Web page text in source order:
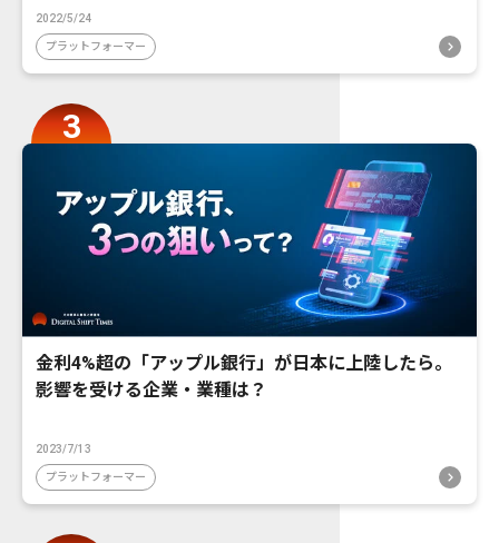
2022/5/24
プラットフォーマー
金利4%超の「アップル銀行」が日本に上陸したら。
影響を受ける企業・業種は？
2023/7/13
プラットフォーマー